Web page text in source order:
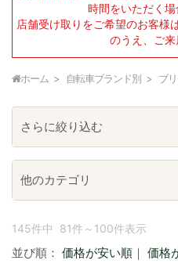
時間をいただく場
店舗受け取りをご希望のお客様
のうえ、ご来
ホーム 自転車ブランド別 ブ
145件中 81件～100件表示
並び順： 価格が安い順 ｜ 価格
さらに絞り込む
他のカテゴリ